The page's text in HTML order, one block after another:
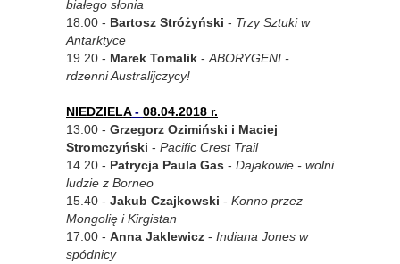
białego słonia
18.00 - Bartosz Stróżyński - Trzy Sztuki w
Antarktyce
19.20 - Marek Tomalik - ABORYGENI -
rdzenni Australijczycy!
NIEDZIELA- 08.04.2018 r.
13.00 - Grzegorz Ozimiński i Maciej
Stromczyński - Pacific Crest Trail
14.20 - Patrycja Paula Gas - Dajakowie - wolni
ludzie z Borneo
15.40 - Jakub Czajkowski - Konno przez
Mongolię i Kirgistan
17.00 - Anna Jaklewicz - Indiana Jones w
spódnicy